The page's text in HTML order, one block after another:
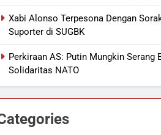
Xabi Alonso Terpesona Dengan
Suporter di SUGBK
Perkiraan AS: Putin Mungkin Serang
Solidaritas NATO